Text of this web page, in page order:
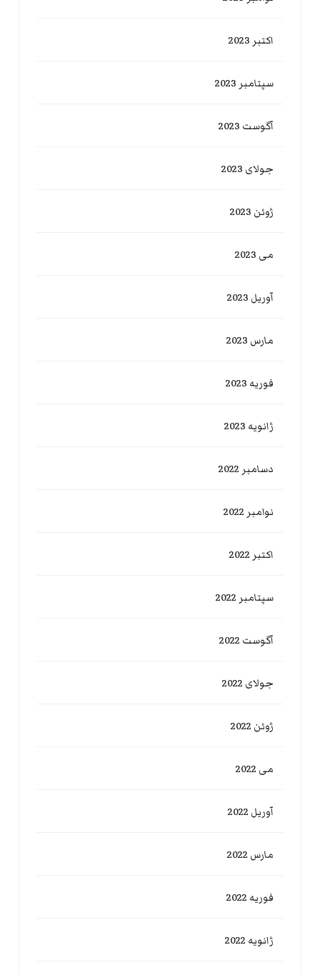
اکتبر 2023
سپتامبر 2023
آگوست 2023
جولای 2023
ژوئن 2023
می 2023
آوریل 2023
مارس 2023
فوریه 2023
ژانویه 2023
دسامبر 2022
نوامبر 2022
اکتبر 2022
سپتامبر 2022
آگوست 2022
جولای 2022
ژوئن 2022
می 2022
آوریل 2022
مارس 2022
فوریه 2022
ژانویه 2022